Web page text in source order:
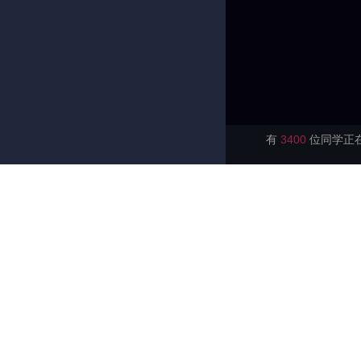
有 3400 位同学正